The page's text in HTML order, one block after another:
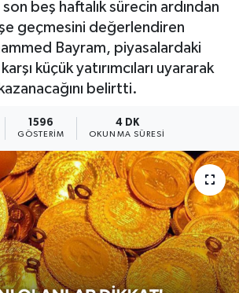
son beş haftalık sürecin ardından
geçmesini değerlendiren
Bayram, piyasalardaki
küçük yatırımcıları uyararak
belirtti.
1596
GÖSTERIM
4 DK
OKUNMA SÜRESI